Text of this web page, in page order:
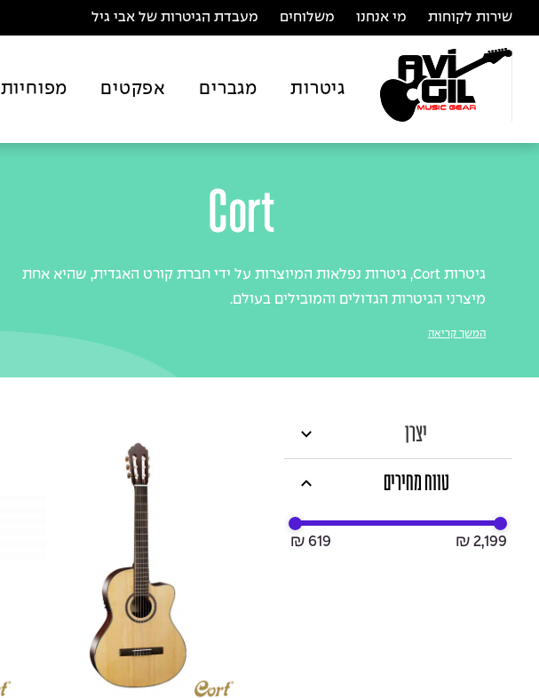
שירות לקוחות מי אנחנו משלוחים מעבדת הגיטרות של אבי גיל
גיטרות מגברים אפקטים מפוחיות
Cort
גיטרות Cort, גיטרות נפלאות המיוצרות על ידי חברת קורט האגדית, שהיא אחת
מיצרני הגיטרות הגדולים והמובילים בעולם.
Cort מייצרים גיטרות ברמה גבוהה כבר המון שנים במפעל הגדול והמוביל בקוריאה,
המשך קריאה
יצרן
טווח מחירים
₪ 619 ₪ 2,199